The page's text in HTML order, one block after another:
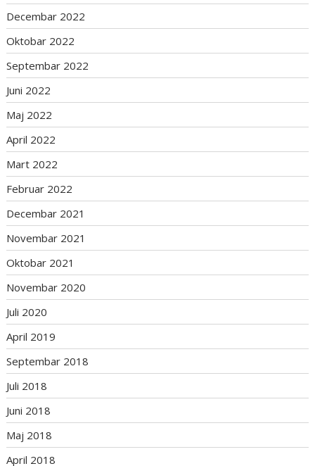
Decembar 2022
Oktobar 2022
Septembar 2022
Juni 2022
Maj 2022
April 2022
Mart 2022
Februar 2022
Decembar 2021
Novembar 2021
Oktobar 2021
Novembar 2020
Juli 2020
April 2019
Septembar 2018
Juli 2018
Juni 2018
Maj 2018
April 2018